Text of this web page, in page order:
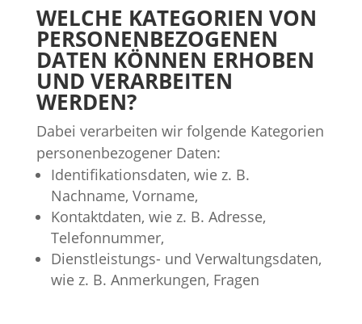
WELCHE KATEGORIEN VON
PERSONENBEZOGENEN
DATEN KÖNNEN ERHOBEN
UND VERARBEITEN
WERDEN?
Dabei verarbeiten wir folgende Kategorien
personenbezogener Daten:
Identifikationsdaten, wie z. B.
Nachname, Vorname,
Kontaktdaten, wie z. B. Adresse,
Telefonnummer,
Dienstleistungs- und Verwaltungsdaten,
wie z. B. Anmerkungen, Fragen